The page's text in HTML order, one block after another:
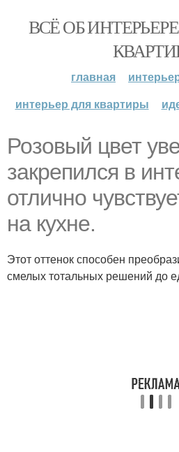
ВСЁ ОБ
главная
интерьер для квартиры
Розовый цвет
закрепился в
отлично
на кухне.
Этот оттенок способен
смелых тотальных решений до